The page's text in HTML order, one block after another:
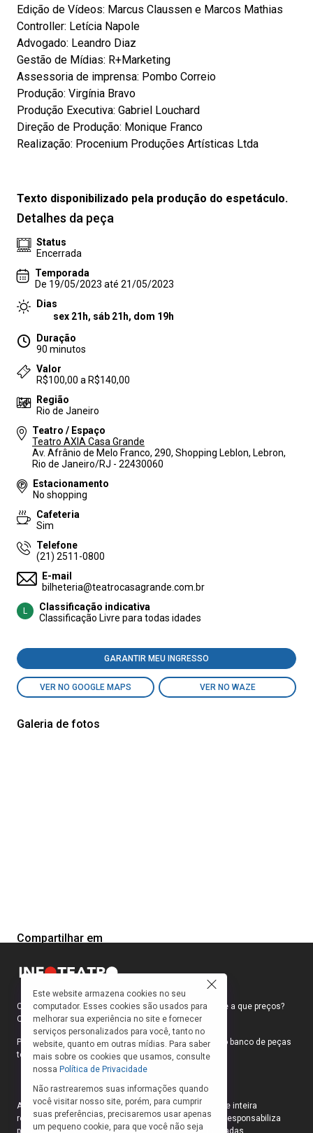
Edição de Vídeos: Marcus Claussen e Marcos Mathias
Controller: Letícia Napole
Advogado: Leandro Diaz
Gestão de Mídias: R+Marketing
Assessoria de imprensa: Pombo Correio
Produção: Virgínia Bravo
Produção Executiva: Gabriel Louchard
Direção de Produção: Monique Franco
Realização: Procenium Produções Artísticas Ltda
Texto disponibilizado pela produção do espetáculo.
Detalhes da peça
Status
Encerrada
Temporada
De 19/05/2023 até 21/05/2023
Dias
sex 21h, sáb 21h, dom 19h
Duração
90 minutos
Valor
R$100,00 a R$140,00
Região
Rio de Janeiro
Teatro / Espaço
Teatro AXIA Casa Grande
Av. Afrânio de Melo Franco, 290, Shopping Leblon, Lebron,
Rio de Janeiro/RJ - 22430060
Estacionamento
No shopping
Cafeteria
Sim
Telefone
(21) 2511-0800
E-mail
bilheteria@teatrocasagrande.com.br
L
Classificação indicativa
Classificação Livre para todas idades
GARANTIR MEU INGRESSO
VER NO GOOGLE MAPS VER NO WAZE
Galeria de fotos
Compartilhar em
Como faço para ir ao teatro? Onde compro ingressos e a que preços?
Quais peças estão em cartaz?
Para responder a essas e outras perguntas, criamos o banco de peças
teatrais do INFOTEATRO.
As informações das peças cadastradas no site são de inteira
responsabilidade das produções. O Infoteatro não se responsabiliza
pela atualização das informações das peças cadastradas.
Este website armazena cookies no seu
computador. Esses cookies são usados para
melhorar sua experiência no site e fornecer
serviços personalizados para você, tanto no
website, quanto em outras mídias. Para saber
mais sobre os cookies que usamos, consulte
nossa Política de Privacidade
Não rastrearemos suas informações quando
você visitar nosso site, porém, para cumprir
suas preferências, precisaremos usar apenas
um pequeno cookie, para que você não seja